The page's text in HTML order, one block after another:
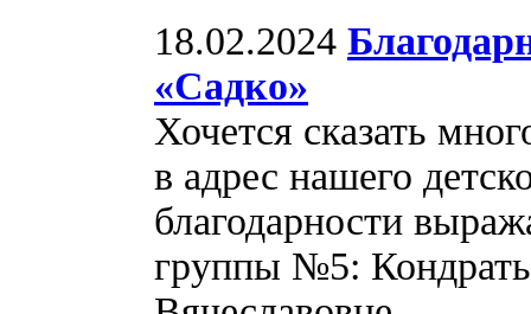
18.02.2024
«Садко»
Хочется сказать
в адрес нашего
благодарности
группы №5: